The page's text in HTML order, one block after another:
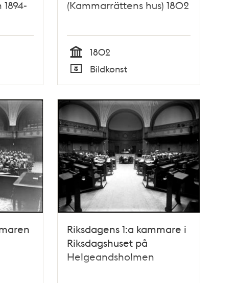
(Kammarrättens hus) 1802
Tid
1802
Typ
Bildkonst
Riksdagens 1:a kammare i
Riksdagshuset på
Helgeandsholmen